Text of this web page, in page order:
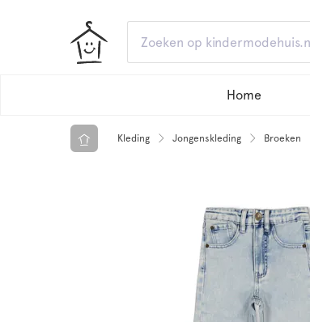
Home
Kleding Jongenskleding Broeken